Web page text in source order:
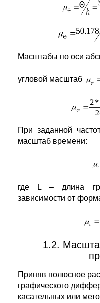
Масштабы по оси
угловой масштаб
При заданной
масштаб времени:
где L – длина
зависимости от
1.2.
Приняв полюсное
графического
касательных или